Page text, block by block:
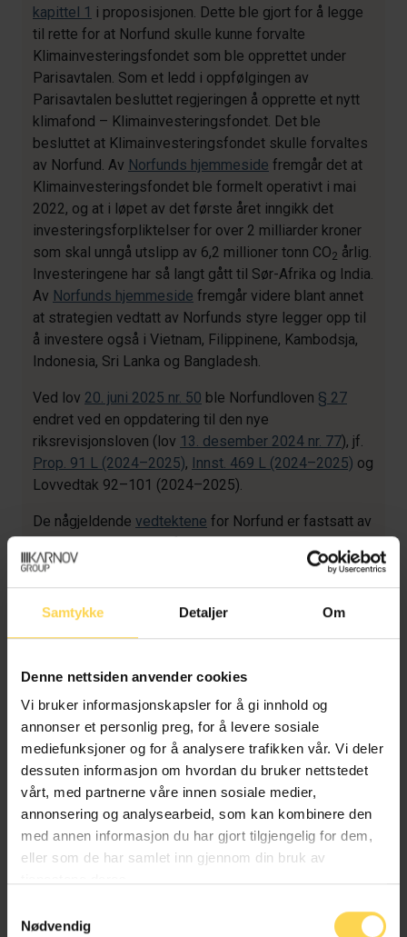
Samtykke Detaljer Om
Denne nettsiden anvender cookies
Vi bruker informasjonskapsler for å gi innhold og
annonser et personlig preg, for å levere sosiale
mediefunksjoner og for å analysere trafikken vår. Vi deler
dessuten informasjon om hvordan du bruker nettstedet
vårt, med partnerne våre innen sosiale medier,
annonsering og analysearbeid, som kan kombinere den
med annen informasjon du har gjort tilgjengelig for dem,
eller som de har samlet inn gjennom din bruk av
Nødvendig
kapittel 1 i proposisjonen. Dette ble gjort for å legge
til rette for at Norfund skulle kunne forvalte
Klimainvesteringsfondet som ble opprettet under
Parisavtalen. Som et ledd i oppfølgingen av
Parisavtalen besluttet regjeringen å opprette et nytt
klimafond – Klimainvesteringsfondet. Det ble
besluttet at Klimainvesteringsfondet skulle forvaltes
av Norfund. Av Norfunds hjemmeside fremgår det at
Klimainvesteringsfondet ble formelt operativt i mai
2022, og at i løpet av det første året inngikk det
investeringsforpliktelser for over 2 milliarder kroner
som skal unngå utslipp av 6,2 millioner tonn CO2 årlig.
Investeringene har så langt gått til Sør-Afrika og India.
Av Norfunds hjemmeside fremgår videre blant annet
at strategien vedtatt av Norfunds styre legger opp til
å investere også i Vietnam, Filippinene, Kambodsja,
Indonesia, Sri Lanka og Bangladesh.
Ved lov 20. juni 2025 nr. 50 ble Norfundloven § 27
endret ved en oppdatering til den nye
riksrevisjonsloven (lov 13. desember 2024 nr. 77), jf.
Prop. 91 L (2024–2025), Innst. 469 L (2024–2025) og
Lovvedtak 92–101 (2024–2025).
De någjeldende vedtektene for Norfund er fastsatt av
ekstraordinær generalforsamling 20. desember 2017
med hjemmel i
i Norfundloven. Vedtektene er
revidert flere ganger. Det ble gjort endringer i § 3 om
Norfunds formål og virkemidler ved ordinær
fondet ved ekstraordinær generalforsamling 19.
desember 2024.
Av vedtektene fremgår det blant annet at med
hjemmel i Norfundloven forvalter
Utenriksdepartementet statens eierinteresser i
Norfund. Norfund skal ha forretningskontor i Oslo
kommune. Vedtektene gjentar Norfunds formål og
virkemidler slik de er fastsatt i loven. Vedtektenes§
4regulerer virksomhetsbegrensninger: Norfunds
egenkapitalinnskudd i et porteføljeselskap skal ikke
egenkapital. I særlige tilfeller kan Norfunds